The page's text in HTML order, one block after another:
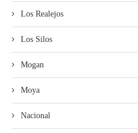
Los Realejos
Los Silos
Mogan
Moya
Nacional